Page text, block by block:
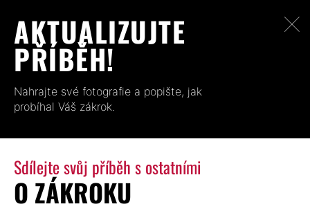
AKTUALIZUJTE
PŘÍBĚH!
Nahrajte své fotografie a popište, jak
probíhal Váš zákrok.
Sdílejte svůj příběh s ostatními
O ZÁKROKU